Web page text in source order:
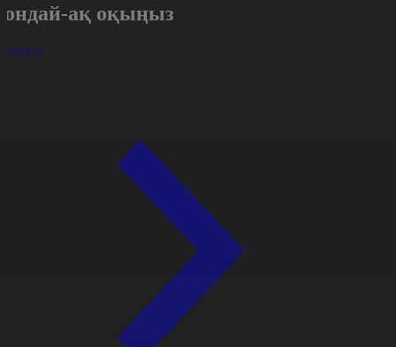
ақ оқыңыз